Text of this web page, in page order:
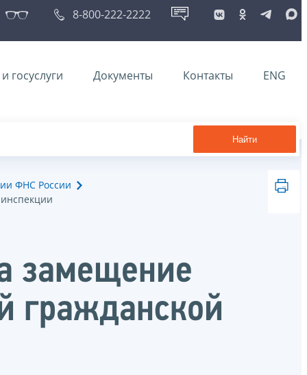
8-800-222-2222
госуслуги Документы Контакты ENG
Найти
ФНС России
замещение
гражданской